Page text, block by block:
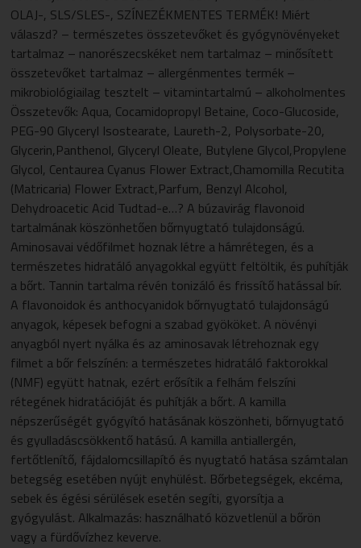
OLAJ-, SLS/SLES-, SZÍNEZÉKMENTES TERMÉK! Miért
válaszd? – természetes összetevőket és gyógynövényeket
tartalmaz – nanorészecskéket nem tartalmaz – minősített
összetevőket tartalmaz – allergénmentes termék –
mikrobiológiailag tesztelt – vitamintartalmú – alkoholmentes
Összetevők: Aqua, Cocamidopropyl Betaine, Coco-Glucoside,
PEG-90 Glyceryl Isostearate, Laureth-2, Polysorbate-20,
Glycerin,Panthenol, Glyceryl Oleate, Butylene Glycol,Propylene
Glycol, Centaurea Cyanus Flower Extract,Chamomilla Recutita
(Matricaria) Flower Extract,Parfum, Benzyl Alcohol,
Dehydroacetic Acid Tudtad-e…? A búzavirág flavonoid
tartalmának köszönhetően bőrnyugtató tulajdonságú.
Aminosavai védőfilmet hoznak létre a hámrétegen, és a
természetes hidratáló anyagokkal együtt feltöltik, és puhítják
a bőrt. Tannin tartalma révén tonizáló és frissítő hatással bír.
A flavonoidok és anthocyanidok bőrnyugtató tulajdonságú
anyagok, képesek befogni a szabad gyököket. A növényi
anyagból nyert nyálka és az aminosavak létrehoznak egy
filmet a bőr felszínén: a természetes hidratáló faktorokkal
(NMF) együtt hatnak, ezért erősítik a felhám felszíni
rétegének hidratációját és puhítják a bőrt. A kamilla
népszerűségét gyógyító hatásának köszönheti, bőrnyugtató
és gyulladáscsökkentő hatású. A kamilla antiallergén,
fertőtlenítő, fájdalomcsillapító és nyugtató hatása számtalan
betegség esetében nyújt enyhülést. Bőrbetegségek, ekcéma,
sebek és égési sérülések esetén segíti, gyorsítja a
gyógyulást. Alkalmazás: használható közvetlenül a bőrön
vagy a fürdővízhez keverve.